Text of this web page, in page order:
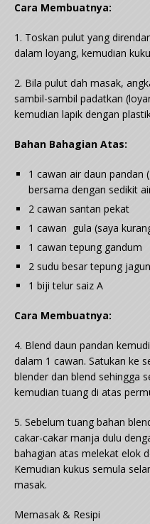
Cara Membuatnya:
1. Toskan pulut yang
dalam loyang, kemudian
2. Bila pulut dah masak,
sambil-sambil padatkan
kemudian lapik dengan
Bahan Bahagian Atas:
1 cawan air daun pandan
bersama dengan sedikit
2 cawan santan pekat
1 cawan gula (saya
1 cawan tepung gandum
2 sudu besar tepung
1 biji telur saiz A
Cara Membuatnya:
4. Blend daun pandan
dalam 1 cawan. Satukan ke
blender dan blend sehingga
kemudian tuang di atas
5. Sebelum tuang bahan
cakar-cakar manja dulu
bahagian atas melekat elok
Kemudian kukus semula
masak.
Memasak & Resipi